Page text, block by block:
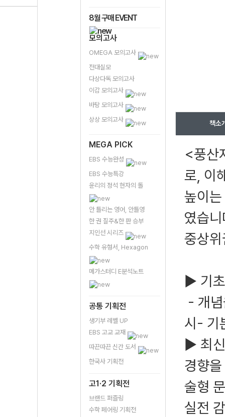
8월 구매 EVENT
모의고사
OMEGA 모의고사
전대실모
다상다독 모의고사
이감 모의고사
바탕 모의고사
상상 모의고사
MEGA PICK
EBS 수능완성
EBS 수능특강
윤리의 정석 현자의 돌
안 틀리는 영어, 안틀영
한 권 질주&한 판 승부
지인선 시리즈
수학 유형서, Hexagon
메가스터디 E분석노트
공통 기획전
생기부 레벨 UP
EBS 고교 교재
따끈따끈 신간 도서
한국사 기획전
고1·2 기획전
브랜드 퍼즐링
수학 페어링 기획전
책소
<풍산
로, 이
높이
였습
중상
▶ 기
- 개
시- 기
▶ 최
경향
술형
실전